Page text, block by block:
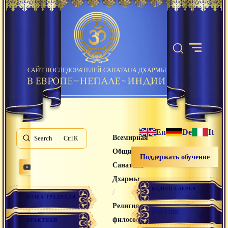
САЙТ ПОСЛЕДОВАТЕЛЕЙ САНАТАНА ДХАРМЫ
Search K
НАША ТРАДИЦИЯ
ПРАКТИКИ
Всемирная
Община
Санатана
Дхармы
/
Религия и
философия
En De It
Поддержать обучение
ВИДЕОГАЛЕРЕЯ
МАГАЗИН